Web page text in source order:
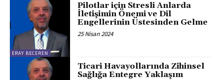
ERAY BECEREN
Pilotlar için Stresli Anlarda
İletişimin Önemi ve Dil
Engellerinin Üstesinden Gelme
25 Nisan 2024
Ticari Havayollarında Zihinsel
Sağlığa Entegre Yaklaşım